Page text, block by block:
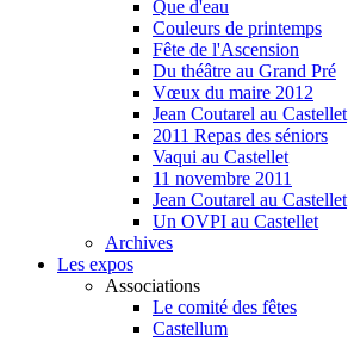
Que d'eau
Couleurs de printemps
Fête de l'Ascension
Du théâtre au Grand Pré
Vœux du maire 2012
Jean Coutarel au Castellet
2011 Repas des séniors
Vaqui au Castellet
11 novembre 2011
Jean Coutarel au Castellet
Un OVPI au Castellet
Archives
Les expos
Associations
Le comité des fêtes
Castellum